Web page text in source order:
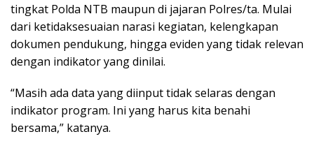
tingkat Polda NTB maupun di jajaran Polres/ta. Mulai
dari ketidaksesuaian narasi kegiatan, kelengkapan
dokumen pendukung, hingga eviden yang tidak relevan
dengan indikator yang dinilai.
“Masih ada data yang diinput tidak selaras dengan
indikator program. Ini yang harus kita benahi
bersama,” katanya.